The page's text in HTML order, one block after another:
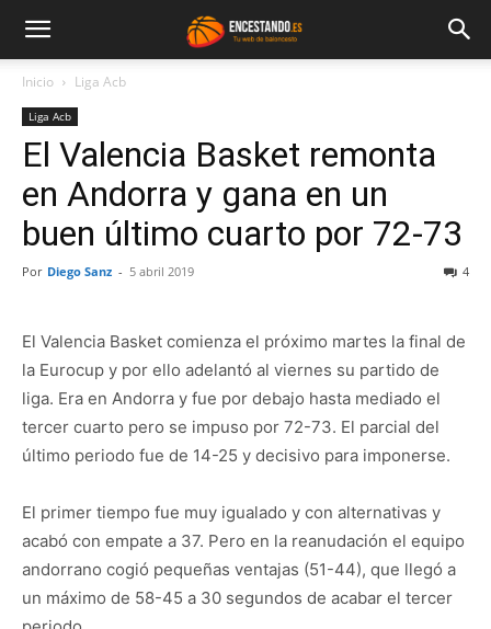
Inicio Liga Acb
Liga Acb
El Valencia Basket remonta
en Andorra y gana en un
buen último cuarto por 72-73
Por Diego Sanz - 5 abril 2019 4
El Valencia Basket comienza el próximo martes la final de
la Eurocup y por ello adelantó al viernes su partido de
liga. Era en Andorra y fue por debajo hasta mediado el
tercer cuarto pero se impuso por 72-73. El parcial del
último periodo fue de 14-25 y decisivo para imponerse.
El primer tiempo fue muy igualado y con alternativas y
acabó con empate a 37. Pero en la reanudación el equipo
andorrano cogió pequeñas ventajas (51-44), que llegó a
un máximo de 58-45 a 30 segundos de acabar el tercer